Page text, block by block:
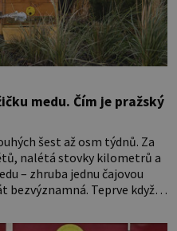
medu. Čím je pražský
šest až osm týdnů. Za
nalétá stovky kilometrů a
– zhruba jednu čajovou
bezvýznamná. Teprve když
organismů